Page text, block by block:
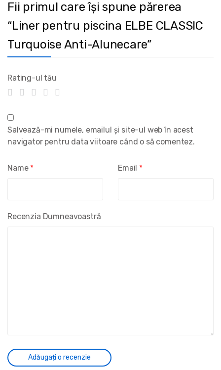
Fii primul care își spune părerea
“Liner pentru piscina ELBE CLASSIC
Turquoise Anti-Alunecare”
Rating-ul tău
Recenzia Dumneavoastră
Name * Email *
Salvează-mi numele, emailul și site-ul web în acest
navigator pentru data viitoare când o să comentez.